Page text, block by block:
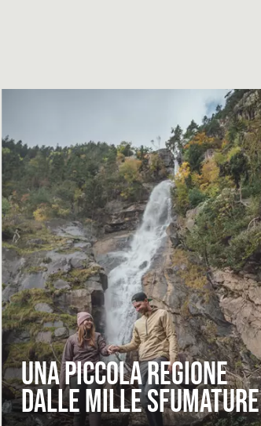
Una piccola regione
dalle mille sfumature